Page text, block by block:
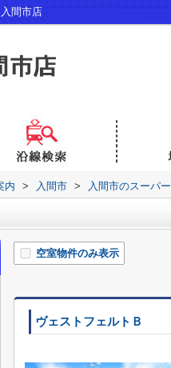
間市店
内 > 入間市 > 入間市のスーパー
空室物件のみ表示
ヴェストフェルトＢ